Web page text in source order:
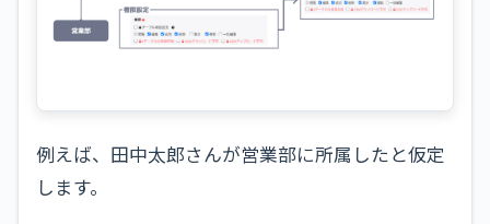
例えば、田中太郎さんが営業部に所属したと仮定
します。